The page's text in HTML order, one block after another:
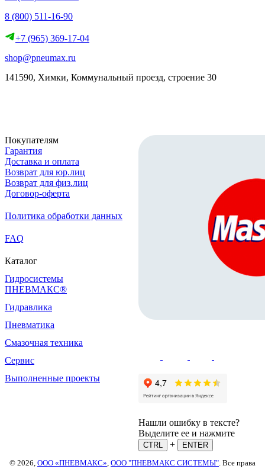
8 (800) 511-16-90
+7 (965) 369-17-04
shop@pneumax.ru
141590, Химки, Коммунальный проезд, строение 30
Покупателям
Гарантия
Доставка и оплата
Возврат для юр.лиц
Возврат для физ.лиц
Договор-оферта
Политика обработки данных
FAQ
Каталог
Гидросистемы
ПНЕВМАКС®
Гидравлика
Пневматика
Смазочная техника
Сервис
Выполненные проекты
Нашли ошибку в тексте?
Выделите ее и нажмите
CTRL +
ENTER
© 2026, ООО «ПНЕВМАКС», ООО "ПНЕВМАКС СИСТЕМЫ". Все права